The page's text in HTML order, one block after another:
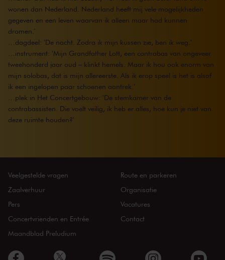
wonen dan Nederland. Nederland heeft mij vele mogelijkheden
gegeven en een leven waarvan ik alleen maar had kunnen
dromen.'
…dagdeel: 'De nacht. Zodra ik mijn kussen zie, ben ik weg.'
…instrument: 'Mijn Grandfather Lott, een contrabas van ongeveer
tweehonderd jaar oud – klinkt hemels. Maar ik hou ook enorm van
mijn solobas, dat is mijn allereerste. Als ik erop speel is het is alsof
ik een ingelopen paar schoenen aantrek.'
…plek in Het Concertgebouw: 'De stemkamer van de
contrabassisten. Die voelt veilig, ik heb er alles, hoe kun je niet van
deze ruimte houden?'
Veelgestelde vragen
Zaalverhuur
Pers
Concertvrienden en Entrée
Maandblad Preludium
Route en parkeren
Organisatie
Vacatures
Contact